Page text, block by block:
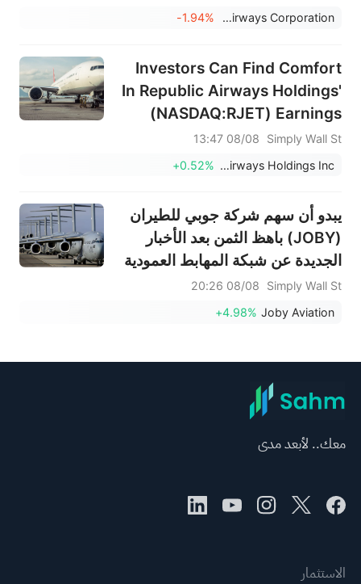
JetBlue Airways Corporation
-1.94%
Investors Can Find Comfort
In Republic Airways Holdings'
(NASDAQ:RJET) Earnings
Quality
Simply Wall St
08/08 13:47
Republic Airways Holdings Inc.
+0.52%
يبدو أن سهم شركة جوبي للطيران
(JOBY) باهظ الثمن بعد الأخبار
الجديدة عن شبكة المهابط العمودية
Simply Wall St
08/08 20:26
Joby Aviation
+4.98%
معك.. لأبعد مدى
الاستثمار